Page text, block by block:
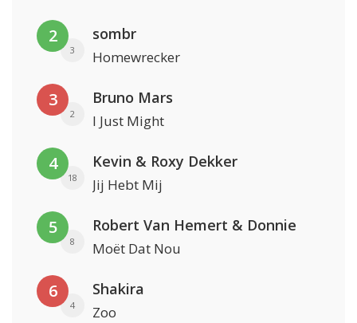
2
3
sombr
Homewrecker
3
2
Bruno Mars
I Just Might
4
18
Kevin & Roxy Dekker
Jij Hebt Mij
5
8
Robert Van Hemert & Donnie
Moët Dat Nou
6
4
Shakira
Zoo